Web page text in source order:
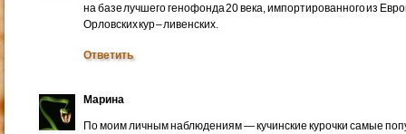
на базе лучшего генофонда 20 века, импортированного из
Орловских кур – ливенских.
Ответить
Марина
По моим личным наблюдениям — кучинские курочки самые